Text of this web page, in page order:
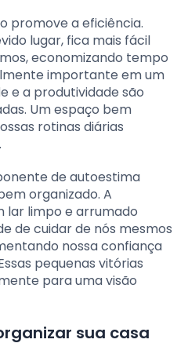
promove a eficiência.
lugar, fica mais fácil
economizando tempo
importante em um
e a produtividade são
Um espaço bem
rotinas diárias
de autoestima
organizado. A
lar limpo e arrumado
de cuidar de nós mesmos
nossa confiança
pequenas vitórias
para uma visão
sua casa